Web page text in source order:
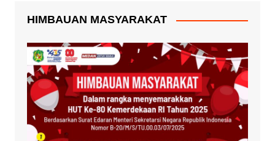
HIMBAUAN MASYARAKAT